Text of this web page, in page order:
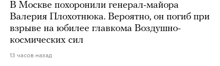
В Москве похоронили генерал-майора
Валерия Плохотнюка. Вероятно, он погиб при
взрыве на юбилее главкома Воздушно-
космических сил
13 часов назад